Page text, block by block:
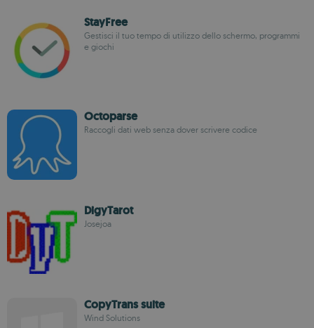
StayFree
Gestisci il tuo tempo di utilizzo dello schermo, programmi
e giochi
Octoparse
Raccogli dati web senza dover scrivere codice
DigyTarot
Josejoa
CopyTrans suite
Wind Solutions